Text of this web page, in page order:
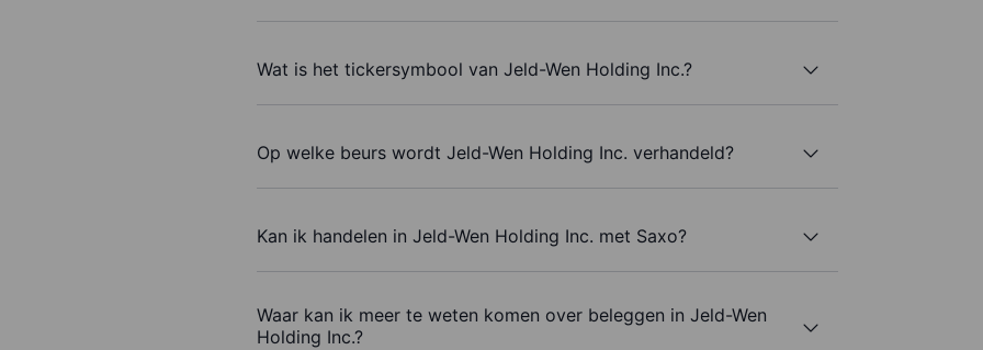
Wat is het tickersymbool van Jeld-Wen Holding Inc.?
Op welke beurs wordt Jeld-Wen Holding Inc. verhandeld?
Kan ik handelen in Jeld-Wen Holding Inc. met Saxo?
Waar kan ik meer te weten komen over beleggen in Jeld-Wen
Holding Inc.?